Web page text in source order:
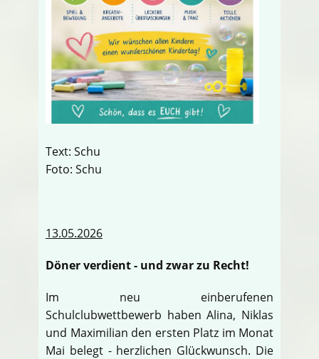
Text: Schu
Foto: Schu
13.05.2026
Döner verdient - und zwar zu Recht!
Im neu einberufenen
Schulclubwettbewerb haben Alina, Niklas
und Maximilian den ersten Platz im Monat
Mai belegt - herzlichen Glückwunsch. Die